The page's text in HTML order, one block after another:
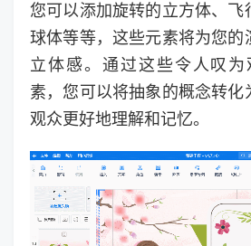
您可以添加旋转的立方体、飞
球体等等，这些元素将为您的
立体感。通过这些令人叹
素，您可以将抽象的概念转化
观众更好地理解和记忆。